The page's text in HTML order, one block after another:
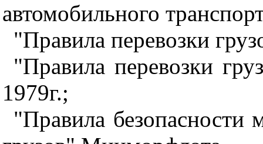
автомобильного
"Правила перевозки
"Правила перевозки
1979г.;
"Правила безопасности